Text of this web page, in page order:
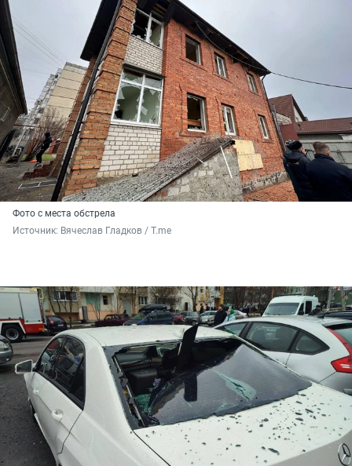
Фото с места обстрела
Источник: Вячеслав Гладков / T.me